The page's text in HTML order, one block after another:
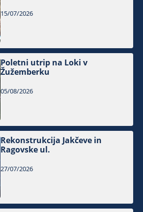
15/07/2026
Poletni utrip na Loki v
Žužemberku
05/08/2026
Rekonstrukcija Jakčeve in
Ragovske ul.
27/07/2026